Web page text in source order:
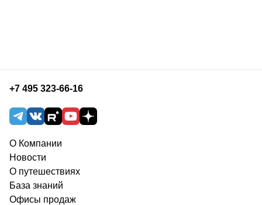
+7 495 323-66-16
О Компании
Новости
О путешествиях
База знаний
Офисы продаж